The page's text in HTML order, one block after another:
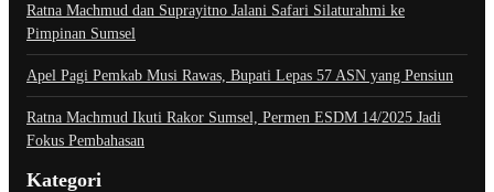
Ratna Machmud dan Suprayitno Jalani Safari Silaturahmi ke
Pimpinan Sumsel
Apel Pagi Pemkab Musi Rawas, Bupati Lepas 57 ASN yang Pensiun
Ratna Machmud Ikuti Rakor Sumsel, Permen ESDM 14/2025 Jadi
Fokus Pembahasan
Kategori